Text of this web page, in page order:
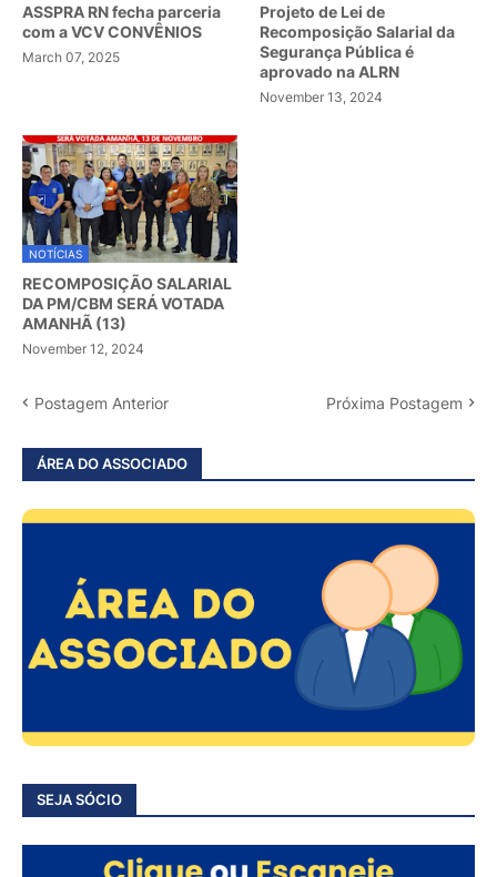
ASSPRA RN fecha parceria
com a VCV CONVÊNIOS
March 07, 2025
Projeto de Lei de
Recomposição Salarial da
Segurança Pública é
aprovado na ALRN
November 13, 2024
NOTÍCIAS
RECOMPOSIÇÃO SALARIAL
DA PM/CBM SERÁ VOTADA
AMANHÃ (13)
November 12, 2024
Postagem Anterior Próxima Postagem
ÁREA DO ASSOCIADO
SEJA SÓCIO